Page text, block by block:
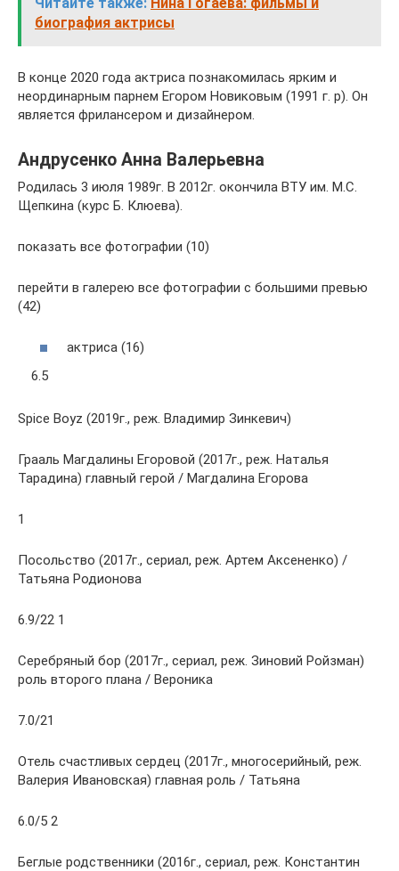
биография актрисы
В конце 2020 года актриса познакомилась ярким и
неординарным парнем Егором Новиковым (1991 г. р). Он
является фрилансером и дизайнером.
Андрусенко Анна Валерьевна
Родилась 3 июля 1989г. В 2012г. окончила ВТУ им. М.С.
Щепкина (курс Б. Клюева).
показать все фотографии (10)
перейти в галерею все фотографии с большими превью
(42)
актриса (16)
6.5
Spice Boyz (2019г., реж. Владимир Зинкевич)
Грааль Магдалины Егоровой (2017г., реж. Наталья
Тарадина) главный герой / Магдалина Егорова
1
Посольство (2017г., сериал, реж. Артем Аксененко) /
Татьяна Родионова
6.9/22 1
Серебряный бор (2017г., сериал, реж. Зиновий Ройзман)
роль второго плана / Вероника
7.0/21
Отель счастливых сердец (2017г., многосерийный, реж.
Валерия Ивановская) главная роль / Татьяна
6.0/5 2
Беглые родственники (2016г., сериал, реж. Константин